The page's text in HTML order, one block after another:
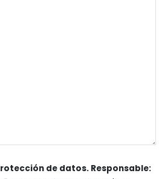
: Dar respuesta a sus consultas.